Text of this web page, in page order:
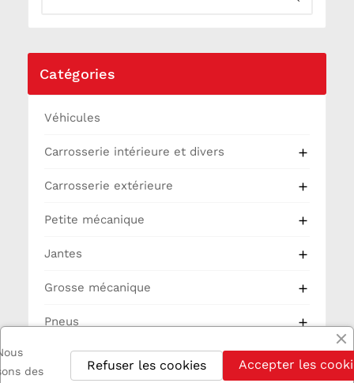
Catégories
Véhicules
Carrosserie intérieure et divers 
Carrosserie extérieure 
Petite mécanique 
Jantes 
Grosse mécanique 
Pneus 
Partie Cycle
des
Accepter les
Refuser les cookies